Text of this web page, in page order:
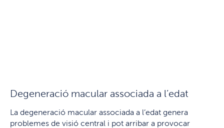
Degeneració macular associada a l’edat
La degeneració macular associada a l’edat genera
problemes de visió central i pot arribar a provocar